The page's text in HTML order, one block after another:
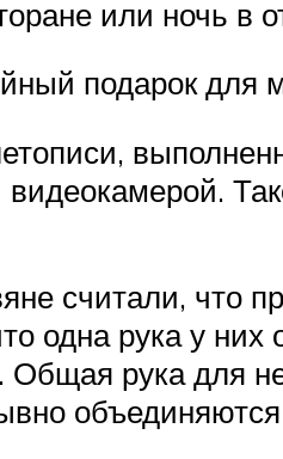
или ночь
подарок для
считали, что
одна рука у
Общая рука для